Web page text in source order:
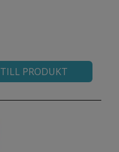
TILL PRODUKT